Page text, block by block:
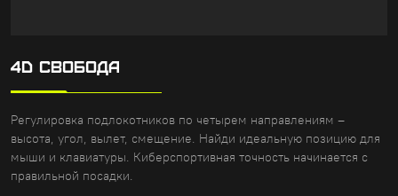
4D СВОБОДА
Регулировка подлокотников по четырем направлениям –
высота, угол, вылет, смещение. Найди идеальную позицию для
мыши и клавиатуры. Киберспортивная точность начинается с
правильной посадки.